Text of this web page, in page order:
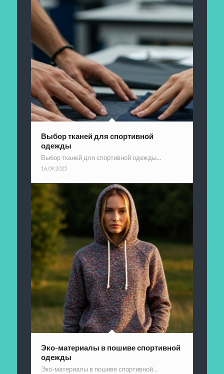
Выбор тканей для спортивной
одежды
Выбор тканей для спортивной одежды…
16.09.2025
Эко-материалы в пошиве спортивной
одежды
Эко-материалы в пошиве спортивной…